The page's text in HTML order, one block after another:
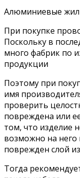
Алюминиевые
При покупке
Поскольку в
много фабрик по
продукции
Поэтому при
имя
проверить
повреждена или
том, что изделие
возможно на него
поврежден слой
Тогда